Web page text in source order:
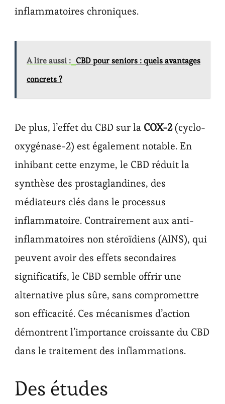
inflammatoires chroniques.
A lire aussi : CBD pour seniors : quels avantages
concrets ?
De plus, l’effet du CBD sur la COX-2(cyclo-
oxygénase-2) est également notable. En
inhibant cette enzyme, le CBD réduit la
synthèse des prostaglandines, des
médiateurs clés dans le processus
inflammatoire. Contrairement aux anti-
inflammatoires non stéroïdiens (AINS), qui
peuvent avoir des effets secondaires
significatifs, le CBD semble offrir une
alternative plus sûre, sans compromettre
son efficacité. Ces mécanismes d’action
démontrent l’importance croissante du CBD
dans le traitement des inflammations.
Des études